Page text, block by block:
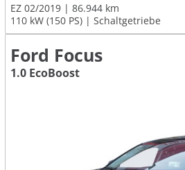
EZ 02/2019
86.944 km
110 kW (150 PS)
Schaltgetriebe
Ford Focus
1.0 EcoBoost